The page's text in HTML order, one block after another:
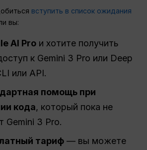
вступить в список ожидания
вы:
AI Pro и хотите получить
к Gemini 3 Pro или Deep
или API.
помощь при
кода, который пока не
Gemini 3 Pro.
тариф — вы можете